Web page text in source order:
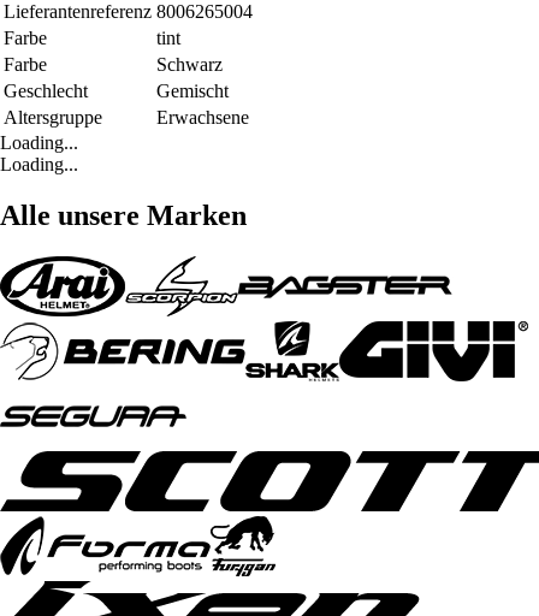
Lieferantenreferenz 8006265004
Farbe
tint
Farbe
Schwarz
Geschlecht
Gemischt
Altersgruppe
Erwachsene
Loading...
Loading...
Alle unsere Marken